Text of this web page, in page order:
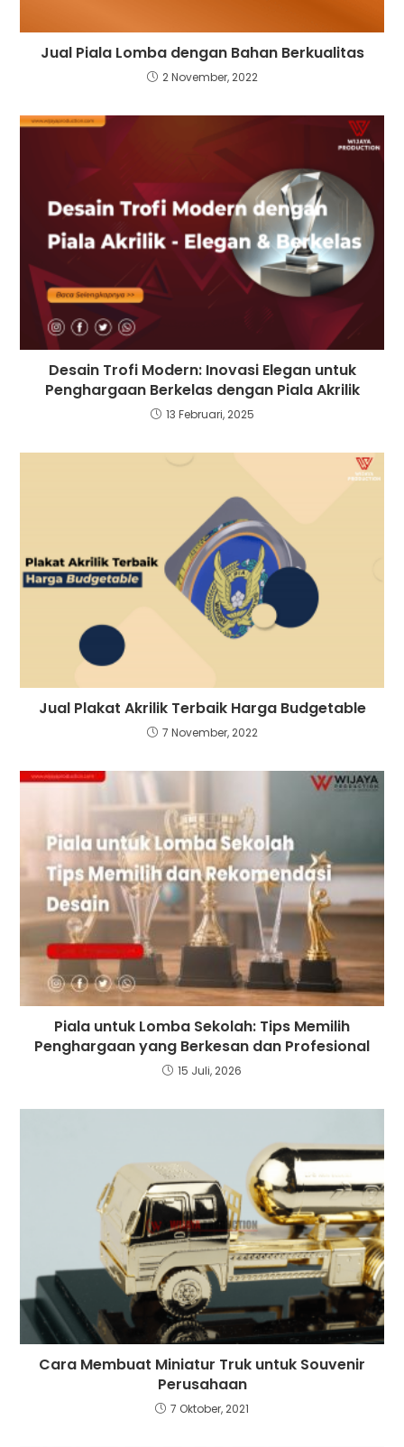
Jual Piala Lomba dengan Bahan Berkualitas
2 November, 2022
Desain Trofi Modern: Inovasi Elegan untuk
Penghargaan Berkelas dengan Piala Akrilik
13 Februari, 2025
Jual Plakat Akrilik Terbaik Harga Budgetable
7 November, 2022
Piala untuk Lomba Sekolah: Tips Memilih
Penghargaan yang Berkesan dan Profesional
15 Juli, 2026
Cara Membuat Miniatur Truk untuk Souvenir
Perusahaan
7 Oktober, 2021